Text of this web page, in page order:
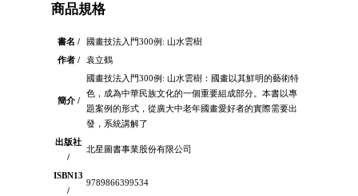
商品規格
書名 /
國畫技法入門300例: 山水雲樹
作者 /
袁立鶴
簡介 /
國畫技法入門300例: 山水雲樹：國畫以其鮮明的藝術特
色，成為中華民族文化的一個重要組成部分。本書以專
題案例的形式，從廣大中老年國畫愛好者的實際需要出
發，系統講解了
出版社
/
北星圖書事業股份有限公司
ISBN13
/
9789866399534